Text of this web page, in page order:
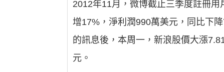
2012年11月，微博截止三季度註冊
增17%，淨利潤990萬美元，同比下
的訊息後，本周一，新浪股價大漲
元。